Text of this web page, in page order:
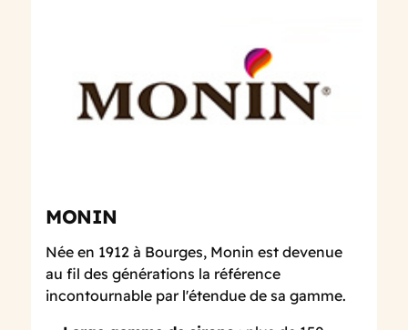
MONIN
Née en 1912 à Bourges, Monin est devenue
au fil des générations la référence
incontournable par l'étendue de sa gamme.